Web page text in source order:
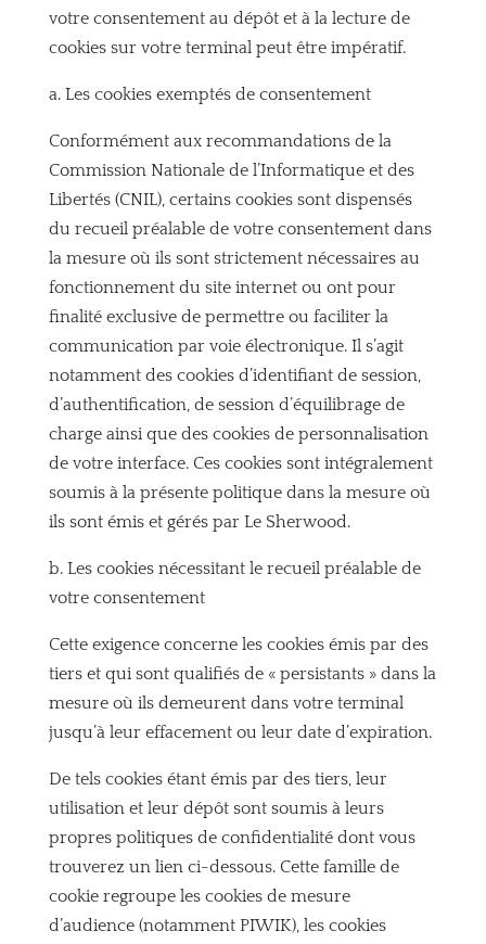
votre consentement au dépôt et à la lecture de
cookies sur votre terminal peut être impératif.
a. Les cookies exemptés de consentement
Conformément aux recommandations de la
Commission Nationale de l’Informatique et des
Libertés (CNIL), certains cookies sont dispensés
du recueil préalable de votre consentement dans
la mesure où ils sont strictement nécessaires au
fonctionnement du site internet ou ont pour
finalité exclusive de permettre ou faciliter la
communication par voie électronique. Il s’agit
notamment des cookies d’identifiant de session,
d’authentification, de session d’équilibrage de
charge ainsi que des cookies de personnalisation
de votre interface. Ces cookies sont intégralement
soumis à la présente politique dans la mesure où
ils sont émis et gérés par Le Sherwood.
b. Les cookies nécessitant le recueil préalable de
votre consentement
Cette exigence concerne les cookies émis par des
tiers et qui sont qualifiés de « persistants » dans la
mesure où ils demeurent dans votre terminal
jusqu’à leur effacement ou leur date d’expiration.
De tels cookies étant émis par des tiers, leur
utilisation et leur dépôt sont soumis à leurs
propres politiques de confidentialité dont vous
trouverez un lien ci-dessous. Cette famille de
cookie regroupe les cookies de mesure
d’audience (notamment PIWIK), les cookies